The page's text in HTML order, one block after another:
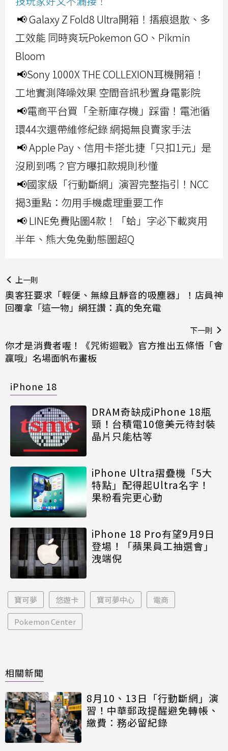
📢 Galaxy Z Fold8 Ultra開箱！摺痕退散、多
工效能 同時爽玩Pokemon GO、Pikmin
Bloom
📢Sony 1000X THE COLLEXION耳機開箱！
工地實測降噪效果 空間音訊秒置身電影院
📢電商平台買「全新庫存機」踩雷！電池循
環44次還帶維修紀錄 網揭無良賣家手法
📢 Apple Pay、信用卡搭北捷「只扣1元」是
沒刷到嗎？官方曝扣款規則秒懂
📢國家級「行動斷網」演習完整指引！NCC
揭3重點：勿用手機處理重要工作
📢 LINE免費貼圖4款！「蛤」字必下載爽用
半年、熊大兔兔動態圖超Q
上一則
奧客狂要求「輕便、無線且靜音的吸塵器」！店員神
回覆拿「這一物」網狂讚：真的免充電
下一則
你才是消費者喔！《咒術迴戰》官方推出五條悟「會
贏哦」名場面帆布畫板
iPhone 18
DRAM奇缺成iPhone 18瓶
頸！台積電10億美元待封裝
晶片只能枯等
iPhone Ultra摺疊機「5大
特點」配得起Ultra名字！
果粉看完更心動
iPhone 18 Pro有望9月9日
登場！「蘋果員工抽選會」
洩端倪
寶可夢 悠遊卡 寶可夢中心 電商
Pokemon Center
相關新聞
8月10、13日「行動斷網」演
習！中華郵政提醒避免轉帳、
繳費：務必留紀錄